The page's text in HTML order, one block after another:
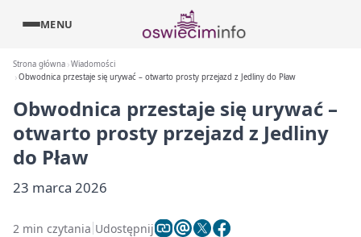
MENU
Strona główna Wiadomości
Obwodnica przestaje się urywać – otwarto prosty przejazd z Jedliny do Pław
Obwodnica przestaje się urywać –
otwarto prosty przejazd z Jedliny
do Pław
23 marca 2026
2 min czytania Udostępnij